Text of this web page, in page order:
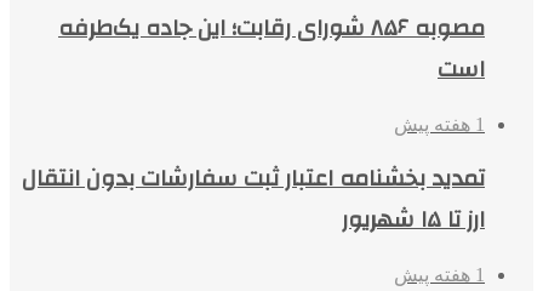
مصوبه ۸۵۶ شورای رقابت؛ این جاده یک‌طرفه
است
1 هفته پیش
تمدید بخشنامه اعتبار ثبت سفارشات بدون انتقال
ارز تا ۱۵ شهریور
1 هفته پیش